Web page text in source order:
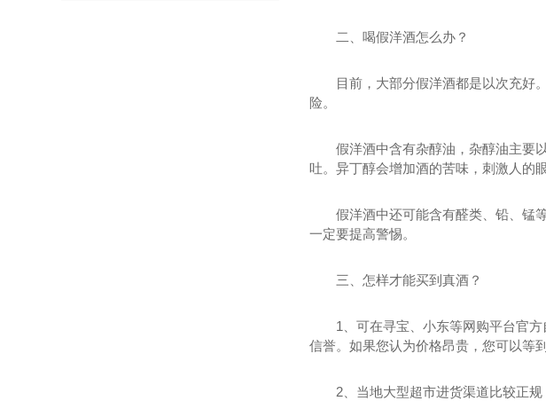
二、喝假洋酒怎么办？
目前，大部分假洋酒都是以次充好
险。
假洋酒中含有杂醇油，杂醇油主要
吐。异丁醇会增加酒的苦味，刺激人的
假洋酒中还可能含有醛类、铅、锰
一定要提高警惕。
三、怎样才能买到真酒？
1、可在寻宝、小东等网购平台官
信誉。如果您认为价格昂贵，您可以等
2、当地大型超市进货渠道比较正